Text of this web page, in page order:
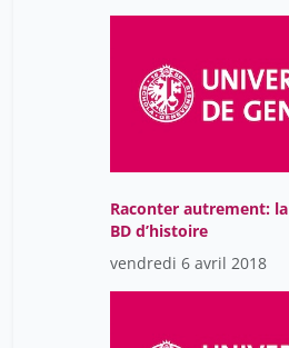
Raconter autrement: la
BD d’histoire
vendredi 6 avril 2018